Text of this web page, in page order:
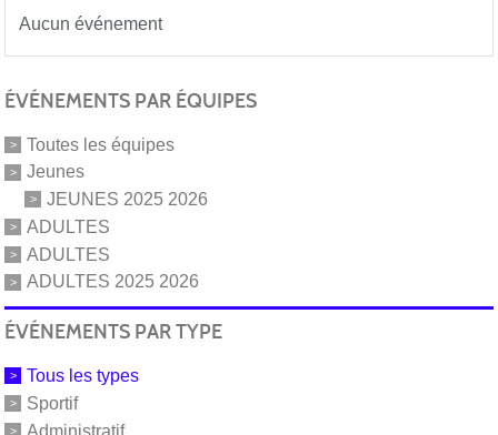
Aucun événement
ÉVÉNEMENTS PAR ÉQUIPES
Toutes les équipes
Jeunes
JEUNES 2025 2026
ADULTES
ADULTES
ADULTES 2025 2026
ÉVÉNEMENTS PAR TYPE
Tous les types
Sportif
Administratif